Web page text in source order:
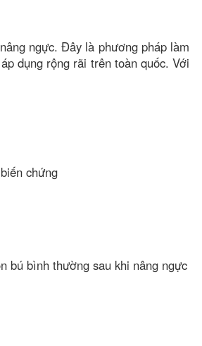
ngực. Đây là phương pháp làm
dụng rộng rãi trên toàn quốc. Với
chứng
bú bình thường sau khi nâng ngực